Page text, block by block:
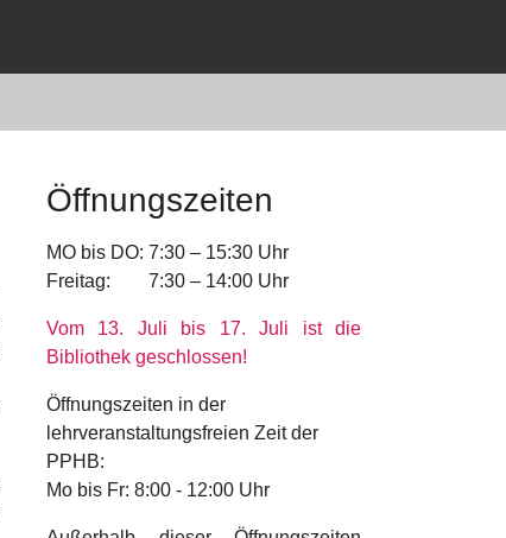
Öffnungszeiten
MO bis DO: 7:30 – 15:30 Uhr
Freitag: 7:30 – 14:00 Uhr
Vom 13. Juli bis 17. Juli ist die
Bibliothek geschlossen!
Öffnungszeiten in der
lehrveranstaltungsfreien Zeit der
PPHB:
Mo bis Fr: 8:00 - 12:00 Uhr